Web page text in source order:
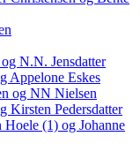
N.N. Jensdatter
Appelone Eskes
og NN Nielsen
Kirsten Pedersdatter
Hoele (1) og Johanne